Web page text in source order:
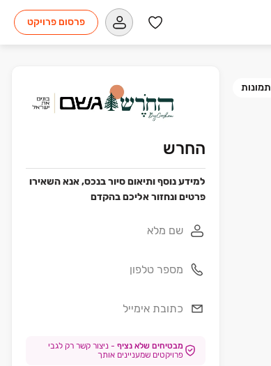
פרסום פרויקט
תמונות
החרש
למידע נוסף ותיאום סיור בנכס, אנא השאירו
פרטים ונחזור אליכם בהקדם
מבטיחים שלא נציף - ניצור קשר רק לגבי
פרויקטים שמעניינים אותך